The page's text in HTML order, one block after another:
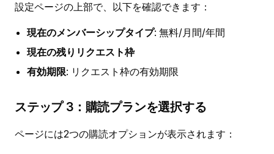
設定ページの上部で、以下を確認できます：
現在のメンバーシップタイプ: 無料/月間/年間
現在の残りリクエスト枠
有効期限: リクエスト枠の有効期限
ステップ 3：購読プランを選択する
ページには2つの購読オプションが表示されます：